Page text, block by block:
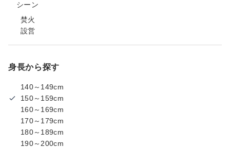
シーン
焚火
設営
身長から探す
140～149cm
150～159cm
160～169cm
170～179cm
180～189cm
190～200cm